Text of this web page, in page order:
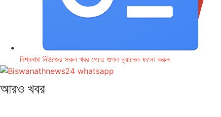
বিশ্বনাথ নিউজের সকল খবর পেতে গুগল চ‌্যানেল ফলো করুন
আরও খবর